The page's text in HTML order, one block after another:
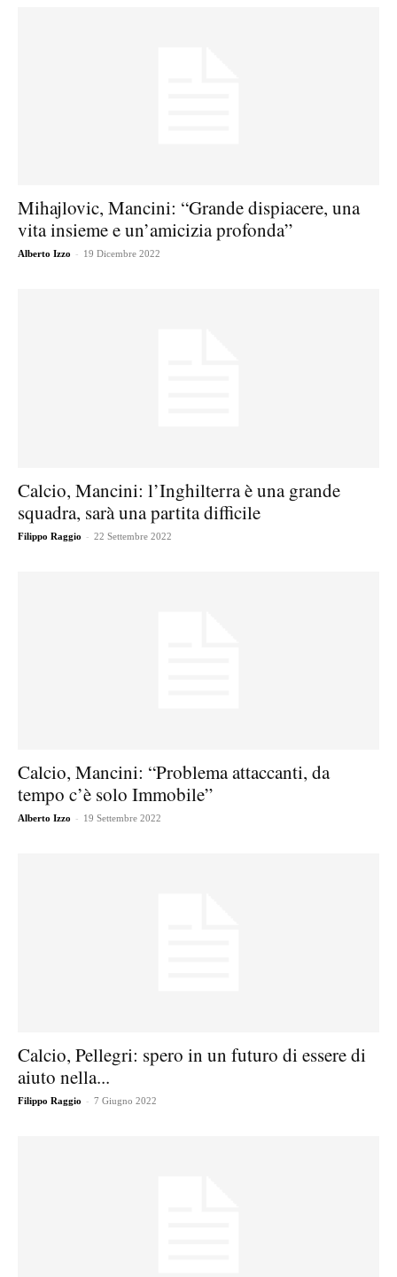
Mihajlovic, Mancini: “Grande dispiacere, una
vita insieme e un’amicizia profonda”
Alberto Izzo - 19 Dicembre 2022
Calcio, Mancini: l’Inghilterra è una grande
squadra, sarà una partita difficile
Filippo Raggio - 22 Settembre 2022
Calcio, Mancini: “Problema attaccanti, da
tempo c’è solo Immobile”
Alberto Izzo - 19 Settembre 2022
Calcio, Pellegri: spero in un futuro di essere di
aiuto nella...
Filippo Raggio - 7 Giugno 2022